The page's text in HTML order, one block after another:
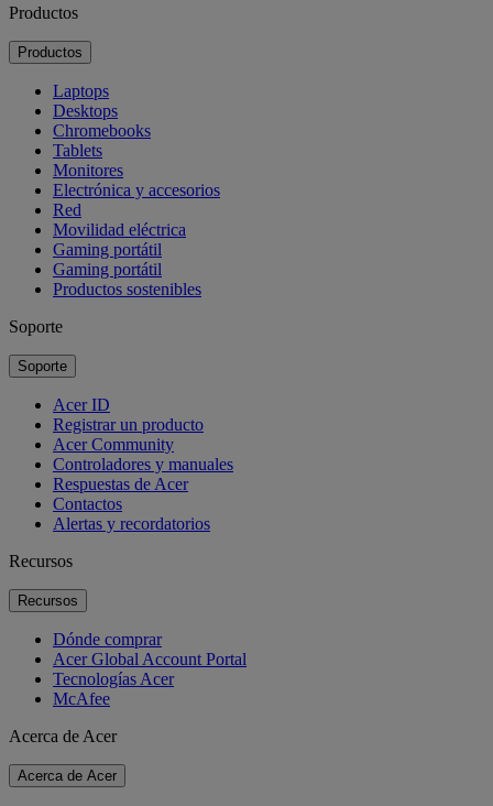
Productos
Productos
Laptops
Desktops
Chromebooks
Tablets
Monitores
Electrónica y accesorios
Red
Movilidad eléctrica
Gaming portátil
Gaming portátil
Productos sostenibles
Soporte
Soporte
Acer ID
Registrar un producto
Acer Community
Controladores y manuales
Respuestas de Acer
Contactos
Alertas y recordatorios
Recursos
Recursos
Dónde comprar
Acer Global Account Portal
Tecnologías Acer
McAfee
Acerca de Acer
Acerca de Acer